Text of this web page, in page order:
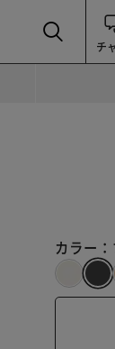
チ
カラー：